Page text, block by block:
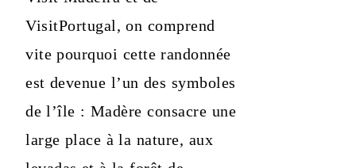
VisitPortugal, on comprend
vite pourquoi cette randonnée
est devenue l’un des symboles
de l’île : Madère consacre une
large place à la nature, aux